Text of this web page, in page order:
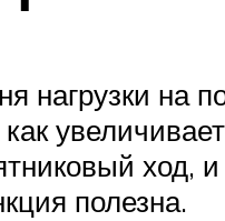
нагрузки на
ход,
полезна.